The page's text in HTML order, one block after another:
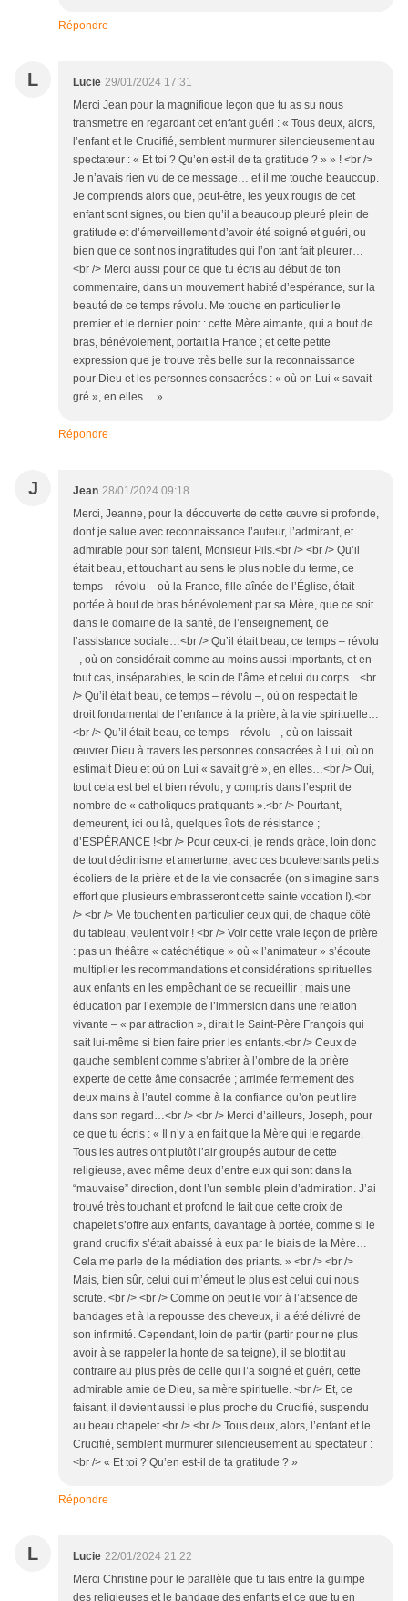
Répondre
L Lucie 29/01/2024 17:31
Merci Jean pour la magnifique leçon que tu as su nous
transmettre en regardant cet enfant guéri : « Tous deux, alors,
l’enfant et le Crucifié, semblent murmurer silencieusement au
spectateur : « Et toi ? Qu’en est-il de ta gratitude ? » » ! <br />
Je n’avais rien vu de ce message… et il me touche beaucoup.
Je comprends alors que, peut-être, les yeux rougis de cet
enfant sont signes, ou bien qu’il a beaucoup pleuré plein de
gratitude et d’émerveillement d’avoir été soigné et guéri, ou
bien que ce sont nos ingratitudes qui l’on tant fait pleurer…
<br /> Merci aussi pour ce que tu écris au début de ton
commentaire, dans un mouvement habité d’espérance, sur la
beauté de ce temps révolu. Me touche en particulier le
premier et le dernier point : cette Mère aimante, qui a bout de
bras, bénévolement, portait la France ; et cette petite
expression que je trouve très belle sur la reconnaissance
pour Dieu et les personnes consacrées : « où on Lui « savait
gré », en elles… ».
Répondre
J Jean 28/01/2024 09:18
Merci, Jeanne, pour la découverte de cette œuvre si profonde,
dont je salue avec reconnaissance l’auteur, l’admirant, et
admirable pour son talent, Monsieur Pils.<br /> <br /> Qu’il
était beau, et touchant au sens le plus noble du terme, ce
temps – révolu – où la France, fille aînée de l’Église, était
portée à bout de bras bénévolement par sa Mère, que ce soit
dans le domaine de la santé, de l’enseignement, de
l’assistance sociale…<br /> Qu’il était beau, ce temps – révolu
–, où on considérait comme au moins aussi importants, et en
tout cas, inséparables, le soin de l’âme et celui du corps…<br
/> Qu’il était beau, ce temps – révolu –, où on respectait le
droit fondamental de l’enfance à la prière, à la vie spirituelle…
<br /> Qu’il était beau, ce temps – révolu –, où on laissait
œuvrer Dieu à travers les personnes consacrées à Lui, où on
estimait Dieu et où on Lui « savait gré », en elles…<br /> Oui,
tout cela est bel et bien révolu, y compris dans l’esprit de
nombre de « catholiques pratiquants ».<br /> Pourtant,
demeurent, ici ou là, quelques îlots de résistance ;
d’ESPÉRANCE !<br /> Pour ceux-ci, je rends grâce, loin donc
de tout déclinisme et amertume, avec ces bouleversants petits
écoliers de la prière et de la vie consacrée (on s’imagine sans
effort que plusieurs embrasseront cette sainte vocation !).<br
/> <br /> Me touchent en particulier ceux qui, de chaque côté
du tableau, veulent voir ! <br /> Voir cette vraie leçon de prière
: pas un théâtre « catéchétique » où « l’animateur » s’écoute
multiplier les recommandations et considérations spirituelles
aux enfants en les empêchant de se recueillir ; mais une
éducation par l’exemple de l’immersion dans une relation
vivante – « par attraction », dirait le Saint-Père François qui
sait lui-même si bien faire prier les enfants.<br /> Ceux de
gauche semblent comme s’abriter à l’ombre de la prière
experte de cette âme consacrée ; arrimée fermement des
deux mains à l’autel comme à la confiance qu’on peut lire
dans son regard…<br /> <br /> Merci d’ailleurs, Joseph, pour
ce que tu écris : « Il n’y a en fait que la Mère qui le regarde.
Tous les autres ont plutôt l’air groupés autour de cette
religieuse, avec même deux d’entre eux qui sont dans la
“mauvaise” direction, dont l’un semble plein d’admiration. J’ai
trouvé très touchant et profond le fait que cette croix de
chapelet s’offre aux enfants, davantage à portée, comme si le
grand crucifix s’était abaissé à eux par le biais de la Mère…
Cela me parle de la médiation des priants. » <br /> <br />
Mais, bien sûr, celui qui m’émeut le plus est celui qui nous
scrute. <br /> <br /> Comme on peut le voir à l’absence de
bandages et à la repousse des cheveux, il a été délivré de
son infirmité. Cependant, loin de partir (partir pour ne plus
avoir à se rappeler la honte de sa teigne), il se blottit au
contraire au plus près de celle qui l’a soigné et guéri, cette
admirable amie de Dieu, sa mère spirituelle. <br /> Et, ce
faisant, il devient aussi le plus proche du Crucifié, suspendu
au beau chapelet.<br /> <br /> Tous deux, alors, l’enfant et le
Crucifié, semblent murmurer silencieusement au spectateur :
<br /> « Et toi ? Qu’en est-il de ta gratitude ? »
Répondre
L Lucie 22/01/2024 21:22
Merci Christine pour le parallèle que tu fais entre la guimpe
des religieuses et le bandage des enfants et ce que tu en